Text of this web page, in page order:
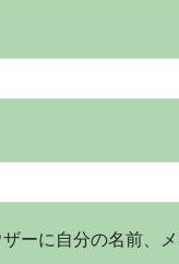
ーに自分の名前、